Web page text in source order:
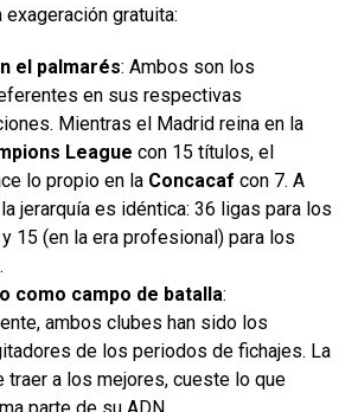
exageración gratuita:
el palmarés: Ambos son los
en sus respectivas
Mientras el Madrid reina en la
League con 15 títulos, el
lo propio en la Concacaf con 7. A
jerarquía es idéntica: 36 ligas para los
15 (en la era profesional) para los
como campo de batalla:
ambos clubes han sido los
de los periodos de fichajes. La
a los mejores, cueste lo que